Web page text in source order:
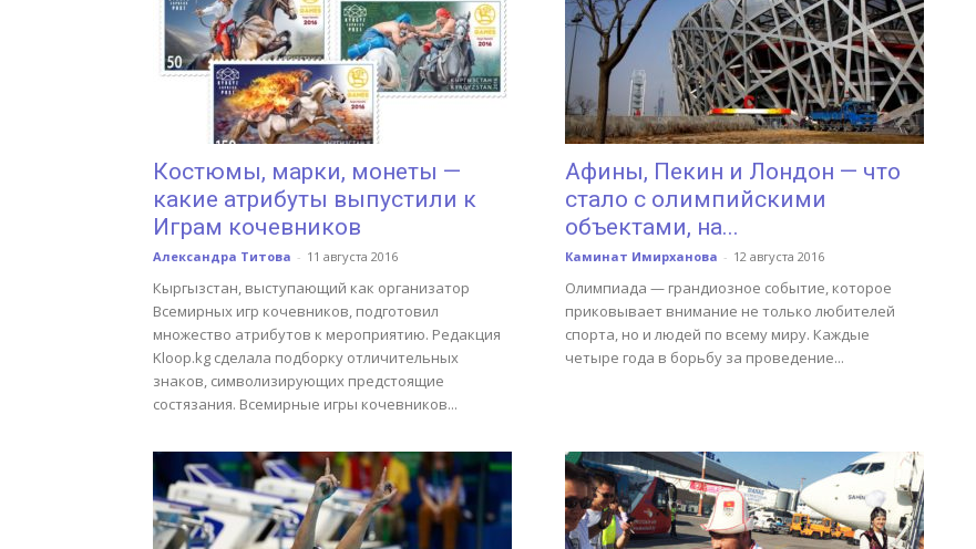
Костюмы, марки, монеты —
какие атрибуты выпустили к
Играм кочевников
Александра Титова - 11 августа 2016
Кыргызстан, выступающий как организатор
Всемирных игр кочевников, подготовил
множество атрибутов к мероприятию. Редакция
Kloop.kg сделала подборку отличительных
знаков, символизирующих предстоящие
состязания. Всемирные игры кочевников...
Афины, Пекин и Лондон — что
стало с олимпийскими
объектами, на...
Каминат Имирханова - 12 августа 2016
Олимпиада — грандиозное событие, которое
приковывает внимание не только любителей
спорта, но и людей по всему миру. Каждые
четыре года в борьбу за проведение...